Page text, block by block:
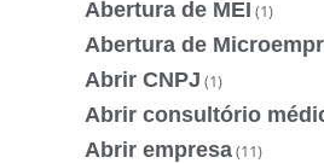
Abertura de MEI (1)
Abertura de
Abrir CNPJ (1)
Abrir consultório
Abrir empresa(11)